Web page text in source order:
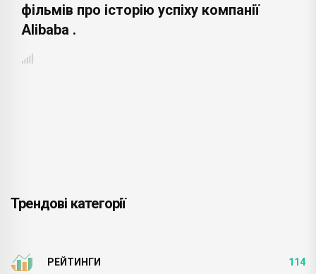
успіху компанії
відеороликів
Трендові категорії
РЕЙТИНГИ 114